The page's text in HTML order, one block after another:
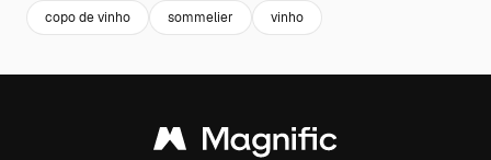
copo de vinho sommelier vinho